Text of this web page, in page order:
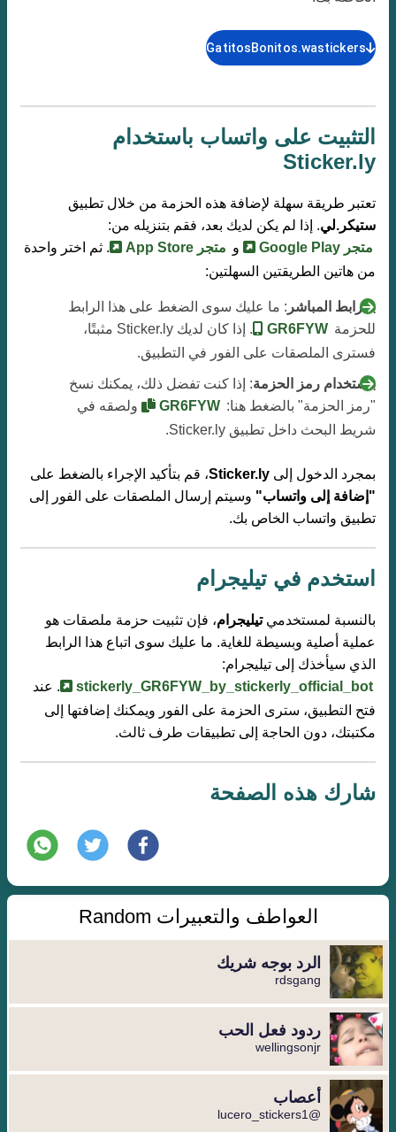
GatitosBonitos.wastickers
التثبيت على واتساب باستخدام
Sticker.ly
تعتبر طريقة سهلة لإضافة هذه الحزمة من خلال تطبيق
ستيكر.لي. إذا لم يكن لديك بعد، فقم بتنزيله من:
متجر Google Play
و متجر App Store
. ثم اختر واحدة
من هاتين الطريقتين السهلتين:
بالرابط المباشر : ما عليك سوى الضغط على هذا الرابط
للحزمة GR6FYW
. إذا كان لديك Sticker.ly مثبتًا،
فسترى الملصقات على الفور في التطبيق.
باستخدام رمز الحزمة: إذا كنت تفضل ذلك، يمكنك نسخ
"رمز الحزمة" بالضغط هنا: GR6FYW
ولصقه في
شريط البحث داخل تطبيق Sticker.ly.
بمجرد الدخول إلى Sticker.ly، قم بتأكيد الإجراء بالضغط على
"إضافة إلى واتساب" وسيتم إرسال الملصقات على الفور إلى
تطبيق واتساب الخاص بك.
استخدم في تيليجرام
بالنسبة لمستخدميتيليجرام، فإن تثبيت حزمة ملصقات هو
عملية أصلية وبسيطة للغاية. ما عليك سوى اتباع هذا الرابط
الذي سيأخذك إلى تيليجرام:
stickerly_GR6FYW_by_stickerly_official_bot
. عند
فتح التطبيق، سترى الحزمة على الفور ويمكنك إضافتها إلى
مكتبتك، دون الحاجة إلى تطبيقات طرف ثالث.
شارك هذه الصفحة
العواطف والتعبيرات Random
الرد بوجه شريك
rdsgang
ردود فعل الحب
wellingsonjr
أعصاب
@lucero_stickers1